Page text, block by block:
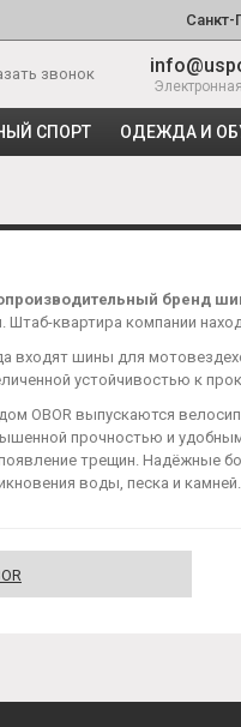
звонок
СПОРТ ОДЕЖДА И
бренд
. Штаб-квартира компании
входят шины для
устойчивостью к
OBOR выпускаются
прочностью и
трещин. Надёжные
воды, песка и камней.